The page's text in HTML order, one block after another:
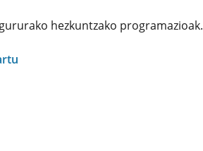
hezkuntzako programazioak.